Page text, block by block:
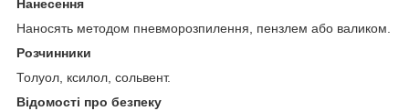
Нанесення
Наносять методом пневморозпилення, пензлем або валиком.
Розчинники
Толуол, ксилол, сольвент.
Відомості про безпеку